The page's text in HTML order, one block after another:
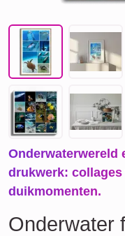
Onderwaterwereld
drukwerk: collages
duikmomenten.
Onderwater